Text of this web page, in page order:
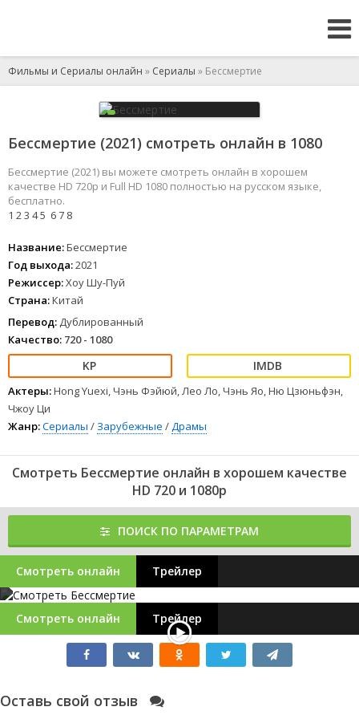
Фильмы и Сериалы онлайн » Сериалы » Бессмертие
Бессмертие (2021) смотреть онлайн в 1080
Бессмертие (2021) вы можете смотреть онлайн в хорошем
качестве HD 720p и Full HD 1080 полностью на русском языке,
бесплатно.
1 23 45 67 8
Название:Бессмертие
Год выхода:2021
Режиссер:Хоу Шу-Пуй
Страна:Китай
Перевод: Дублированный
Качество: 720 - 1080
Актеры:Hong Yuexi, Чэнь Фэйюй, Лео Ло, Чэнь Яо, Ню Цзюньфэн,
Чжоу Ци
Жанр:Сериалы / Зарубежные /Драмы
Смотреть Бессмертие онлайн в хорошем качестве
HD 720 и 1080p
ПОИСК ПО ПАРАМЕТРАМ
Смотреть онлайн Трейлер
Смотреть онлайн Трейлер
Оставь свой отзыв